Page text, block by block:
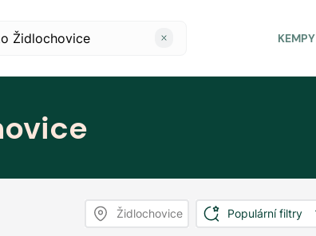
KEMPY
Židlochovice Populární filtry